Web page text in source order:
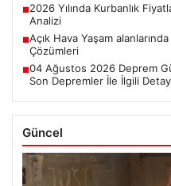
■2026 Yılında Kurbanlık
Analizi
■Açık Hava Yaşam
Çözümleri
■04 Ağustos 2026 Deprem
Son Depremler İle İlgili
Güncel